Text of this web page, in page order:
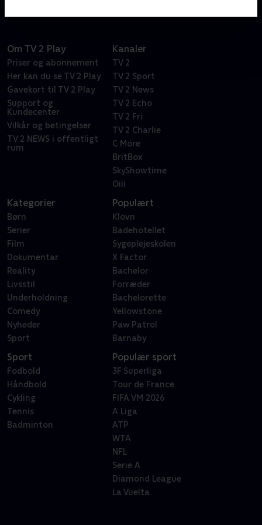
Om TV 2 Play
Priser og abonnement
Her kan du se TV 2 Play
Gavekort til TV 2 Play
Support og
Kundecenter
Vilkår og betingelser
TV 2 NEWS i offentligt
rum
Kanaler
TV 2
TV 2 Sport
TV 2 News
TV 2 Echo
TV 2 Fri
TV 2 Charlie
C More
BritBox
SkyShowtime
Oiii
Kategorier
Børn
Serier
Film
Dokumentar
Reality
Livsstil
Underholdning
Comedy
Nyheder
Sport
Populært
Klovn
Badehotellet
Sygeplejeskolen
X Factor
Bachelor
Forræder
Bachelorette
Yellowstone
Paw Patrol
Barnaby
Sport
Fodbold
Håndbold
Cykling
Tennis
Badminton
Populær sport
3F Superliga
Tour de France
FIFA VM 2026
A Liga
ATP
WTA
NFL
Serie A
Diamond League
La Vuelta